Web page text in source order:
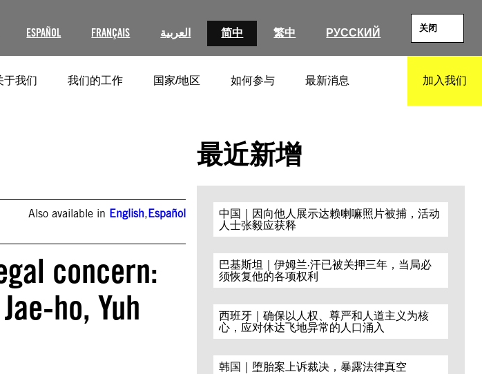
ESPAÑOL FRANÇAIS العربية 简中 繁中 РУССКИЙ 关闭
于我们 我们的工作 国家/地区 如何参与 最新消息 加入我们
Also available in English,Español
concern:
ho, Yuh
最近新增
中国｜因向他人展示达赖喇嘛照片被捕，活动
人士张毅应获释
巴基斯坦｜伊姆兰·汗已被关押三年，当局必
须恢复他的各项权利
西班牙｜确保以人权、尊严和人道主义为核
心，应对休达飞地异常的人口涌入
韩国｜堕胎案上诉裁决，暴露法律真空